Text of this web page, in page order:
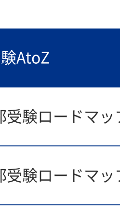
AtoZ
受験ロードマッ
受験ロードマッ